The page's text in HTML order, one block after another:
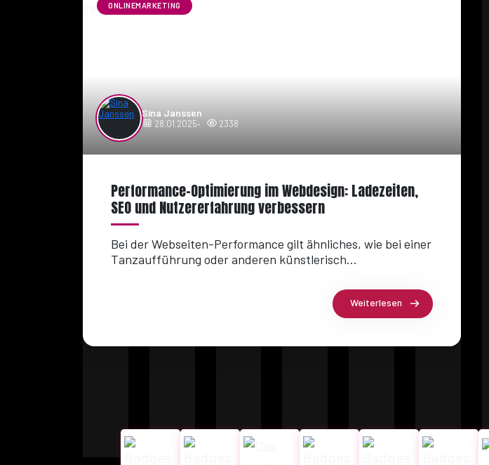
ONLINEMARKETING
Sina Janssen
28.01.2025 2338
Performance-Optimierung im Webdesign: Ladezeiten,
SEO und Nutzererfahrung verbessern
Bei der Webseiten-Performance gilt ähnliches, wie bei einer
Tanzaufführung oder anderen künstlerisch...
Weiterlesen